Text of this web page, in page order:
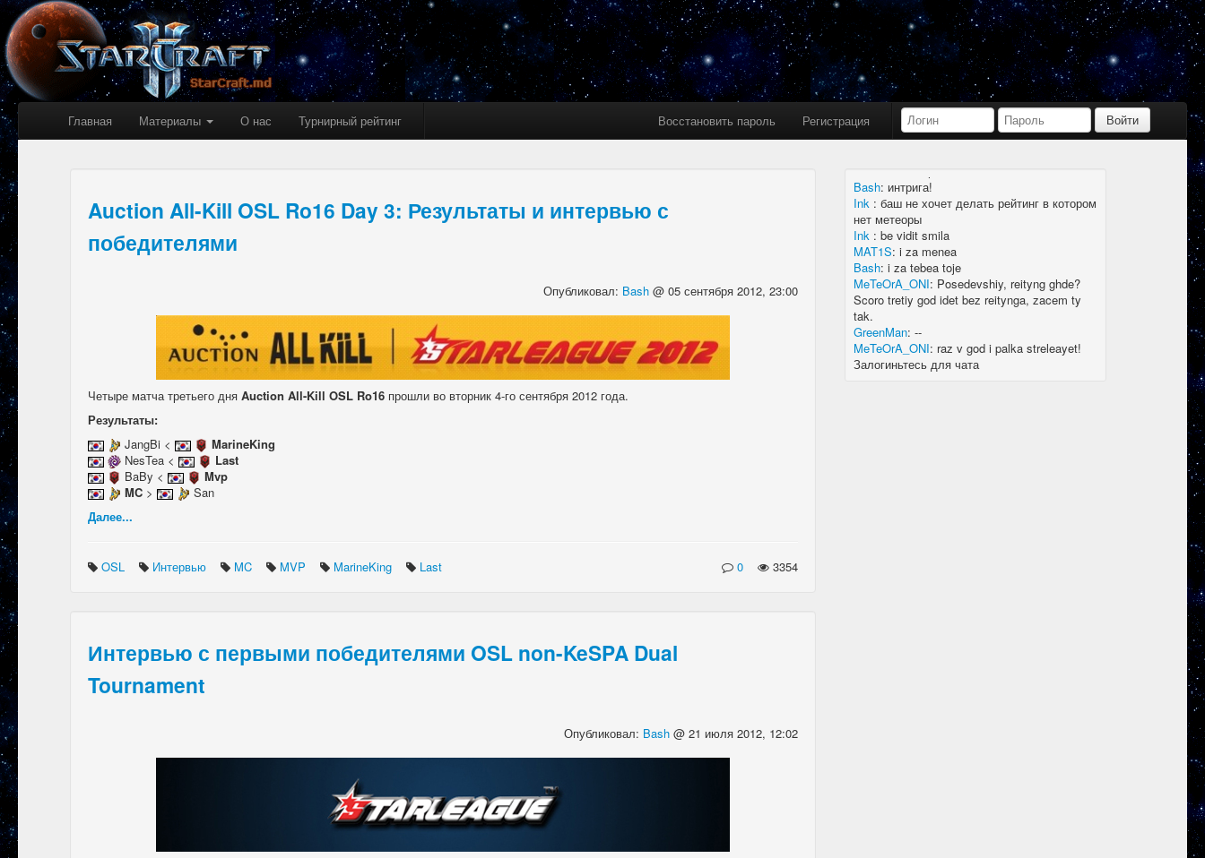
Главная Материалы О нас Турнирный рейтинг Восстановить пароль Регистрация
Auction All-Kill OSL Ro16 Day 3: Результаты и интервью с
победителями
Опубликовал: Bash @ 05 сентября 2012, 23:00
Четыре матча третьего дня Auction All-Kill OSL Ro16 прошли во вторник 4-го сентября 2012 года.
Результаты:
JangBi <
MarineKing
NesTea <
Last
BaBy <
Mvp
MC>
San
Далее...
OSL Интервью MC MVP MarineKing Last 0 3354
Интервью с первыми победителями OSL non-KeSPA Dual
Tournament
Опубликовал: Bash @ 21 июля 2012, 12:02
Bash : limboid, заходил бы в Дискорд не
пропустил бы.
Ink
limboid, сейчас как бы всё сообщество
в дискорде, там всегда инфа самая
актуальная
k7.Gladiator : yoyo
Ink:yoyo
MAT1S
гладиатор = бв нагибатор?
Ink:на 20 лей игратор
Bash: интрига!
Ink :баш не хочет делать рейтинг в котором
нет метеоры
Ink :be vidit smila
MAT1S:i za menea
Bash:i za tebea toje
MeTeOrA_ONI: Posedevshiy, reityng ghde?
Scoro tretiy god idet bez reitynga, zacem ty
tak.
GreenMan:--
MeTeOrA_ONI: raz v god i palka streleayet!
Залогиньтесь для чата